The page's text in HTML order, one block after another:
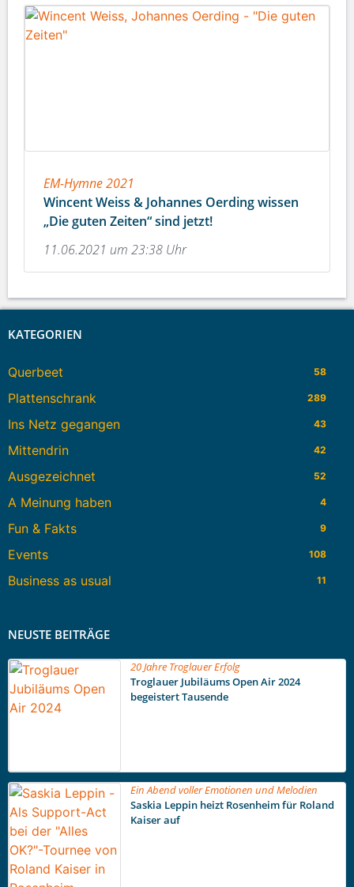
EM-Hymne 2021
Wincent Weiss & Johannes Oerding wissen
„Die guten Zeiten“ sind jetzt!
11.06.2021 um 23:38 Uhr
KATEGORIEN
Querbeet 58
Plattenschrank 289
Ins Netz gegangen 43
Mittendrin 42
Ausgezeichnet 52
A Meinung haben 4
Fun & Fakts 9
Events 108
Business as usual 11
NEUSTE BEITRÄGE
20 Jahre Troglauer Erfolg
Troglauer Jubiläums Open Air 2024
begeistert Tausende
Ein Abend voller Emotionen und Melodien
Saskia Leppin heizt Rosenheim für Roland
Kaiser auf